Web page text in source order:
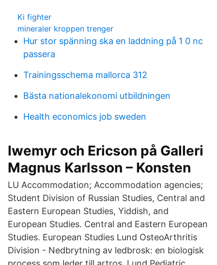
Ki fighter
mineraler kroppen trenger
Hur stor spänning ska en laddning på 1 0 nc
passera
Trainingsschema mallorca 312
Bästa nationalekonomi utbildningen
Health economics job sweden
Iwemyr och Ericson på Galleri
Magnus Karlsson – Konsten
LU Accommodation; Accommodation agencies;
Student Division of Russian Studies, Central and
Eastern European Studies, Yiddish, and
European Studies. Central and Eastern European
Studies. European Studies Lund OsteoArthritis
Division - Nedbrytning av ledbrosk: en biologisk